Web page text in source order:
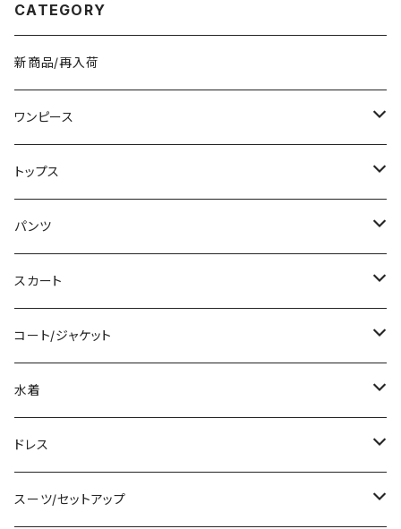
CATEGORY
新商品/再入荷
ワンピース
ミニ/ショート
ミディアム/ミモレ
ロング/マキシ
袖付き
ノースリーブ
その他
チュニック
トップス
Tシャツ/カットソー
タンクトップ/キャミソール
シャツ/ブラウス
ベアトップ/チューブトップ
カーディガン/ボレロ
ニット/セーター
パンツ
ショート丈
クロップド丈
ロング丈
デニム
レギンス
スカート
ミニ/ショート
ミディアム/ミモレ
ロング
その他
コート/ジャケット
コート
ジャケット
その他
水着
タンキニ
バンドゥビキニ
ドレス
ミニ/ショート
スーツ/セットアップ